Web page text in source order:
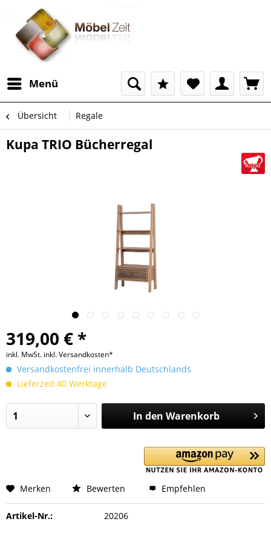
Menü
Übersicht Regale
Kupa TRIO Bücherregal
319,00 € *
inkl. MwSt. inkl. Versandkosten*
Versandkostenfrei innerhalb Deutschlands
Lieferzeit 40 Werktage
In den Warenkorb
Merken Bewerten Empfehlen
Artikel-Nr.: 20206